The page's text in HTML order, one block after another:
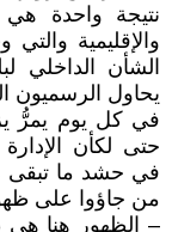
نتيجة واحدة هي
والإقليمية
الشأن الداخلي
يحاول الرسميون
في كل يوم يمرُّ
حتى لكأن
في حشد ما تبقى
من جاؤوا على
– الظهور هنا هي